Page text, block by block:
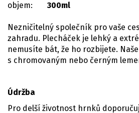
objem:
300ml
Nezničitelný společník pro vaše
zahradu. Plecháček je lehký a
nemusíte bát, že ho rozbijete.
s chromovaným nebo černým
Údržba
Pro delší životnost hrnků